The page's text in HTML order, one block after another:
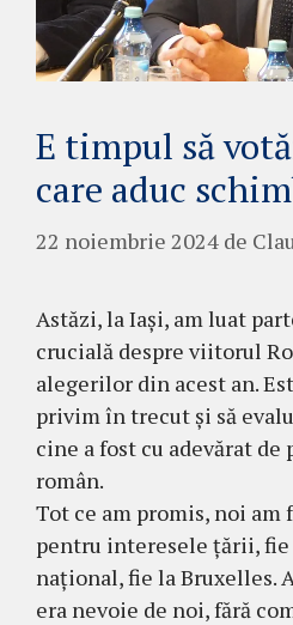
E timpul să
care aduc
22 noiembrie 2024 de
Astăzi, la Iași, am luat
crucială despre viitorul
alegerilor din acest an.
privim în trecut și să
cine a fost cu adevărat de
român.
Tot ce am promis, noi am
pentru interesele țării,
național, fie la Bruxelles.
era nevoie de noi, fără